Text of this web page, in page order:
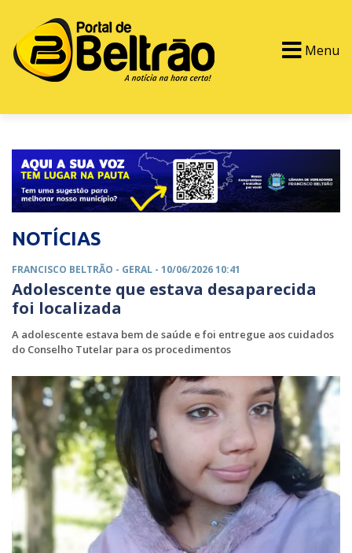
Menu
NOTÍCIAS
FRANCISCO BELTRÃO - GERAL - 10/06/2026 10:41
Adolescente que estava desaparecida
foi localizada
A adolescente estava bem de saúde e foi entregue aos cuidados
do Conselho Tutelar para os procedimentos